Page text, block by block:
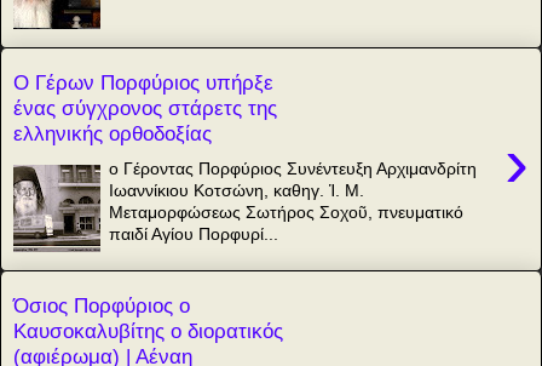
Ο Γέρων Πορφύριος υπήρξε
ένας σύγχρονος στάρετς της
ελληνικής ορθοδοξίας
›
ο Γέροντας Πορφύριος Συνέντευξη Αρχιμανδρίτη
Ιωαννίκιου Κοτσώνη, καθηγ. Ἱ. Μ.
Μεταμορφώσεως Σωτήρος Σοχοῦ, πνευματικό
παιδί Αγίου Πορφυρί...
Όσιος Πορφύριος ο
Καυσοκαλυβίτης ο διορατικός
(αφιέρωμα) | Αέναη